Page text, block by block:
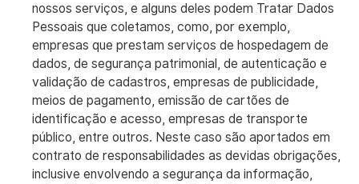
nossos serviços, e alguns deles podem Tratar Dados
Pessoais que coletamos, como, por exemplo,
empresas que prestam serviços de hospedagem de
dados, de segurança patrimonial, de autenticação e
validação de cadastros, empresas de publicidade,
meios de pagamento, emissão de cartões de
identificação e acesso, empresas de transporte
público, entre outros. Neste caso são aportados em
contrato de responsabilidades as devidas obrigações,
inclusive envolvendo a segurança da informação,